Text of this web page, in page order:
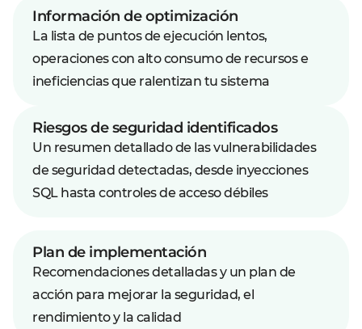
Información de optimización
La lista de puntos de ejecución lentos,
operaciones con alto consumo de recursos e
ineficiencias que ralentizan tu sistema
Riesgos de seguridad identificados
Un resumen detallado de las vulnerabilidades
de seguridad detectadas, desde inyecciones
SQL hasta controles de acceso débiles
Plan de implementación
Recomendaciones detalladas y un plan de
acción para mejorar la seguridad, el
rendimiento y la calidad